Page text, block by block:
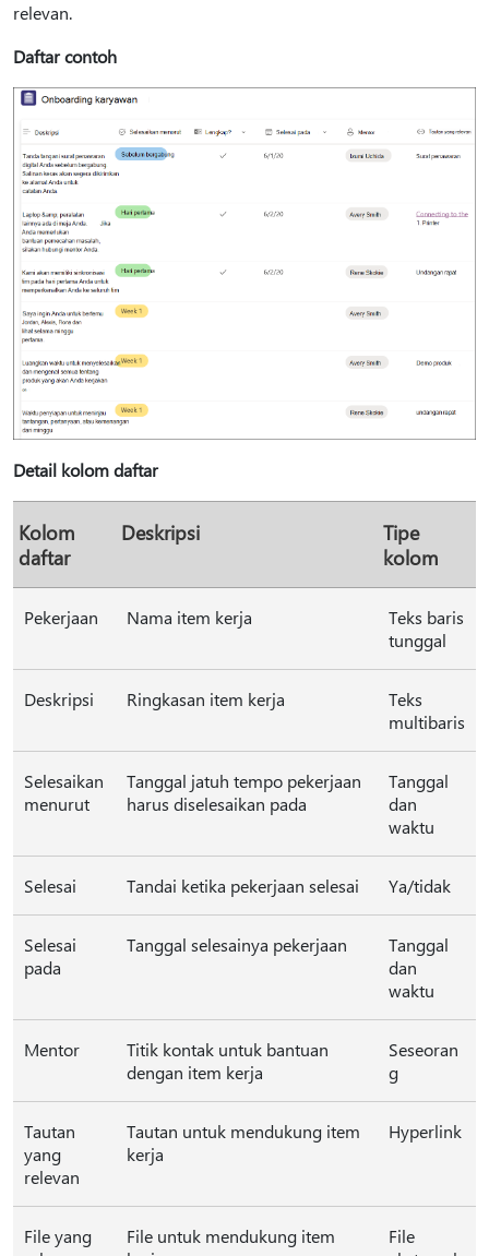
relevan.
Daftar contoh
Detail kolom daftar
Kolom
daftar
Deskripsi
Tipe
kolom
Pekerjaan Nama item kerja
Teks baris
tunggal
Deskripsi Ringkasan item kerja
Teks
multibaris
Selesaikan
menurut
Tanggal jatuh tempo pekerjaan
harus diselesaikan pada
Tanggal
dan
waktu
Selesai Tandai ketika pekerjaan selesai Ya/tidak
Selesai
pada
Tanggal selesainya pekerjaan
Tanggal
dan
waktu
Mentor
Titik kontak untuk bantuan
dengan item kerja
Seseoran
g
Tautan
yang
relevan
Tautan untuk mendukung item
kerja
Hyperlink
File yang
File untuk mendukung item
File